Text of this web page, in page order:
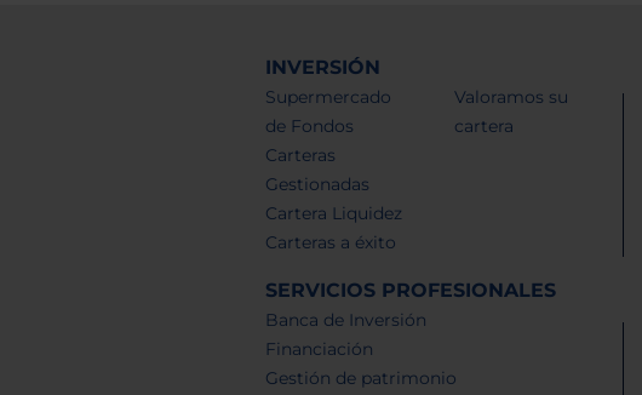
INVERSIÓN
Supermercado
de Fondos
Carteras
Gestionadas
Cartera Liquidez
Carteras a éxito
Valoramos su
cartera
SERVICIOS PROFESIONALES
Banca de Inversión
Financiación
Gestión de patrimonio